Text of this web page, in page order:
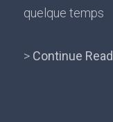
quelque temps
> Continue